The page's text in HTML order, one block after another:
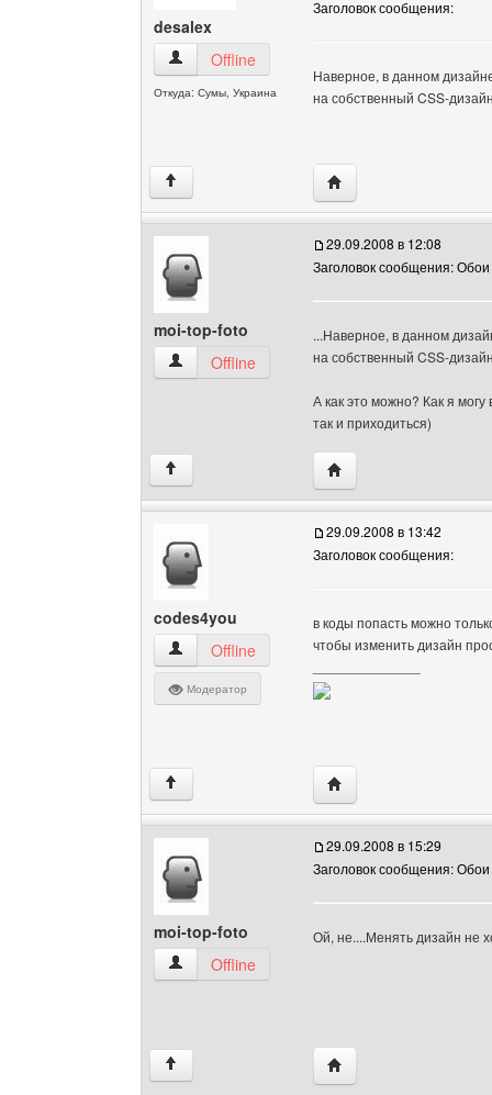
desalex
desalex Посмотреть профиль
Offline
Откуда: Сумы, Украина
Заголовок сообщения:
Наверное, в данном
на собственный CSS-
↑ Посетить сайт
moi-top-foto
moi-top-foto Посмотреть профиль
Offline
29.09.2008 в 12:08
Заголовок сообщения: Обои
...Наверное, в данном
на собственный CSS-
А как это можно? Как я
так и приходиться)
↑ Посетить сайт
codes4you
codes4you Посмотреть профиль
Offline
Модератор
29.09.2008 в 13:42
Заголовок сообщения:
в коды попасть можно
чтобы изменить дизайн
↑ Посетить сайт
moi-top-foto
moi-top-foto Посмотреть профиль
Offline
29.09.2008 в 15:29
Заголовок сообщения: Обои
Ой, не....Менять дизайн не
↑ Посетить сайт